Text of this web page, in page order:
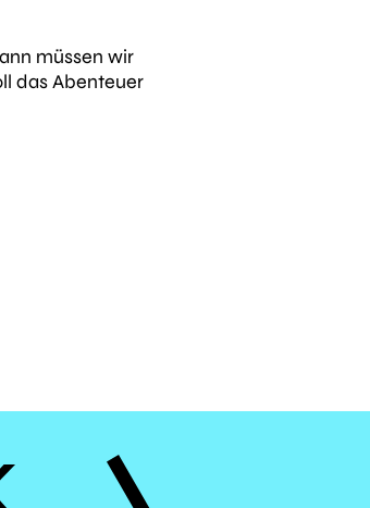
müssen wir
das Abenteuer